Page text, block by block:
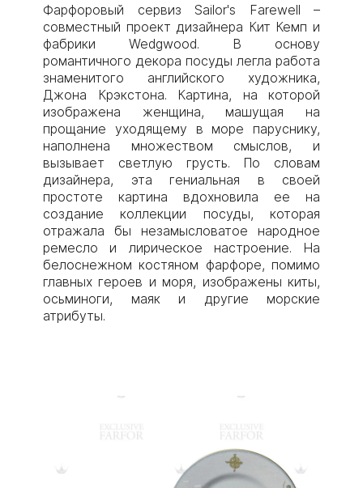
Фарфоровый сервиз Sailor's Farewell –
совместный проект дизайнера Кит Кемп и
фабрики Wedgwood. В основу
романтичного декора посуды легла работа
знаменитого английского художника,
Джона Крэкстона. Картина, на которой
изображена женщина, машущая на
прощание уходящему в море паруснику,
наполнена множеством смыслов, и
вызывает светлую грусть. По словам
дизайнера, эта гениальная в своей
простоте картина вдохновила ее на
создание коллекции посуды, которая
отражала бы незамысловатое народное
ремесло и лирическое настроение. На
белоснежном костяном фарфоре, помимо
главных героев и моря, изображены киты,
осьминоги, маяк и другие морские
атрибуты.